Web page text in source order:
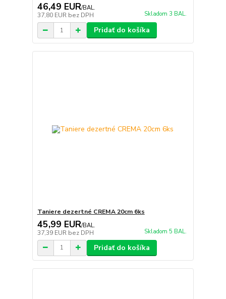
46,49 EUR/BAL.
37,80 EUR bez DPH Skladom 3 BAL.
Pridať do košíka
Taniere dezertné CREMA 20cm 6ks
45,99 EUR/BAL.
37,39 EUR bez DPH Skladom 5 BAL.
Pridať do košíka